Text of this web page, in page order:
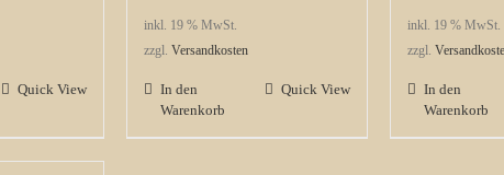
Quick View
inkl. 19 % MwSt.
zzgl. Versandkosten
In den
Warenkorb
Quick View
inkl. 19 % MwSt.
zzgl.
In den
Warenkorb